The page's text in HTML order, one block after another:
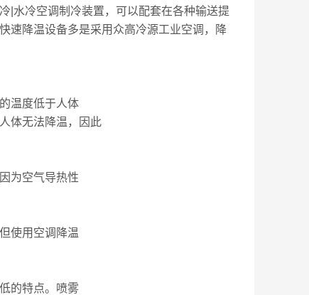
|水冷空调制冷装置，可以配套在各种输送提
速降温设备多是采用众高冷源工业空调，降
温度低于人体
体无法降温，因此
为空气导热性
使用空调降温
的特点。喷雾